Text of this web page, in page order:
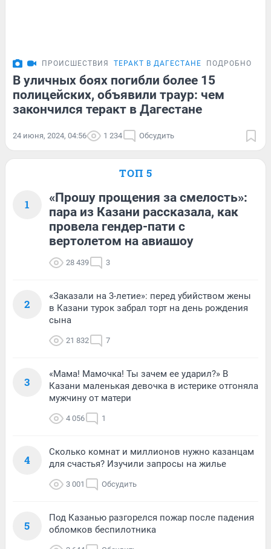
ПРОИСШЕСТВИЯ ТЕРАКТ В ДАГЕСТАНЕ ПОДРОБНОСТИ
В уличных боях погибли более 15
полицейских, объявили траур: чем
закончился теракт в Дагестане
24 июня, 2024, 04:56 1 234 Обсудить
ТОП 5
1
«Прошу прощения за смелость»:
пара из Казани рассказала, как
провела гендер-пати с
вертолетом на авиашоу
28 439 3
2
«Заказали на 3-летие»: перед убийством жены
в Казани турок забрал торт на день рождения
сына
21 832 7
3
«Мама! Мамочка! Ты зачем ее ударил?» В
Казани маленькая девочка в истерике отгоняла
мужчину от матери
4 056 1
4
Сколько комнат и миллионов нужно казанцам
для счастья? Изучили запросы на жилье
3 001 Обсудить
5
Под Казанью разгорелся пожар после падения
обломков беспилотника